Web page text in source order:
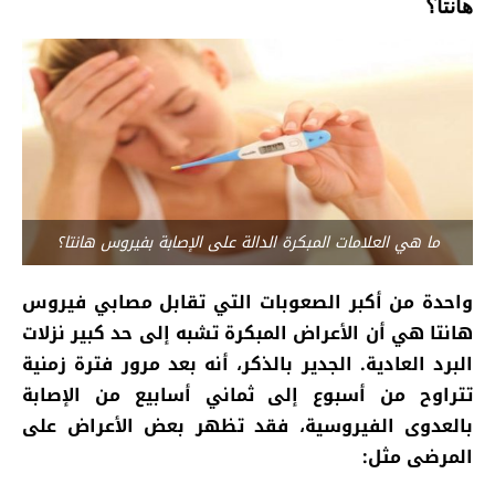
هانتا؟
ما هي العلامات المبكرة الدالة على الإصابة بفيروس هانتا؟
واحدة من أكبر الصعوبات التي تقابل مصابي فيروس
هانتا هي أن الأعراض المبكرة تشبه إلى حد كبير نزلات
البرد العادية. الجدير بالذكر، أنه بعد مرور فترة زمنية
تتراوح من أسبوع إلى ثماني أسابيع من الإصابة
بالعدوى الفيروسية، فقد تظهر بعض الأعراض على
المرضى مثل: